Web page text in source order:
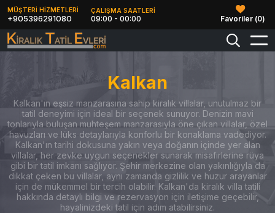
MÜŞTERİ HİZMETLERİ
+905396291080
ÇALIŞMA SAATLERİ
09:00 - 00:00 Favoriler (0)
Kalkan
Kalkan'ın eşsiz manzarasına sahip kiralık villalar, unutulmaz bir
tatil deneyimi için ideal bir seçenek sunuyor. Denizin mavi
tonlarıyla buluşan muhteşem manzarasıyla öne çıkan villalar, özel
havuzları ve lüks detaylarıyla konforlu bir konaklama vadediyor.
Kalkan'ın tarihi dokusuna yakın veya doğanın içinde yer alan
villalar, her zevke uygun seçenekler sunarak misafirlerine rüya
gibi bir tatil imkanı sağlıyor. Şehir merkezine olan yakınlığıyla da
dikkat çeken bu villalar, aynı zamanda gizlilik ve huzur arayanlar
için de mükemmel bir tercih olabilir. Kalkan'da kiralık villa tatili
hakkında detaylı bilgi ve rezervasyon için iletişime geçebilir,
hayalinizdeki tatil için adım atabilirsiniz.